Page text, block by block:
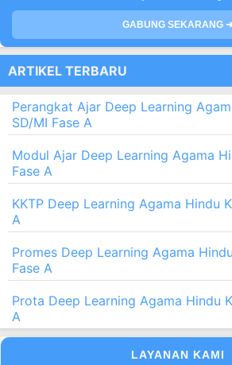
GABUNG SEKARANG
ARTIKEL TERBARU
Perangkat Ajar Deep Learning
SD/MI Fase A
Modul Ajar Deep Learning Agama
Fase A
KKTP Deep Learning Agama Hindu
A
Promes Deep Learning Agama
Fase A
Prota Deep Learning Agama Hindu
A
LAYANAN KAMI